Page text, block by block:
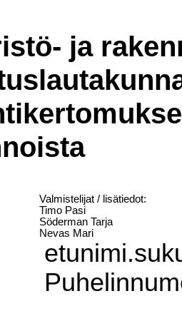
ja
Valmistelijat / lisätiedot:
Timo Pasi
Söderman Tarja
Nevas Mari